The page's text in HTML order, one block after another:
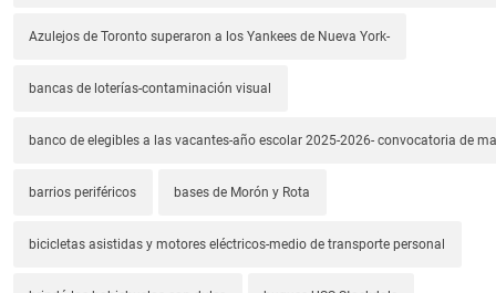
Azulejos de Toronto superaron a los Yankees de Nueva York-
bancas de loterías-contaminación visual
banco de elegibles a las vacantes-año escolar 2025-2026- convocatoria de
barrios periféricos bases de Morón y Rota
bicicletas asistidas y motores eléctricos-medio de transporte personal